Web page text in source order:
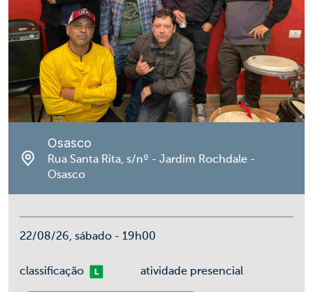
Osasco
Rua Santa Rita, s/nº - Jardim Rochdale -
Osasco
22/08/26, sábado - 19h00
classificaçãoLivre atividade presencial